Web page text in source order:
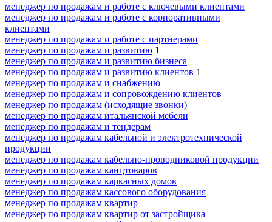
менеджер по продажам и работе с ключевыми клиентами
менеджер по продажам и работе с корпоративными
клиентами
менеджер по продажам и работе с партнерами
менеджер по продажам и развитию 1
менеджер по продажам и развитию бизнеса
менеджер по продажам и развитию клиентов 1
менеджер по продажам и снабжению
менеджер по продажам и сопровождению клиентов
менеджер по продажам (исходящие звонки)
менеджер по продажам итальянской мебели
менеджер по продажам и тендерам
менеджер по продажам кабельной и электротехнической
продукции
менеджер по продажам кабельно-проводниковой продукции
менеджер по продажам канцтоваров
менеджер по продажам каркасных домов
менеджер по продажам кассового оборудования
менеджер по продажам квартир
менеджер по продажам квартир от застройщика